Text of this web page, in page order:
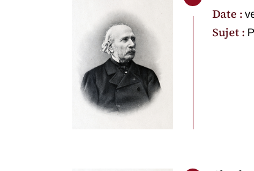
Date :
Sujet :